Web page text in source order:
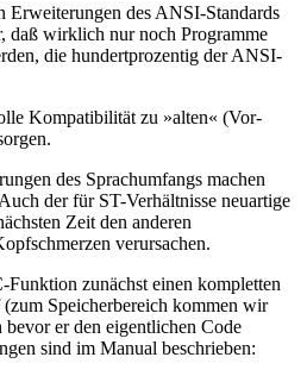
Erweiterungen des ANSI-Standards
daß wirklich nur noch Programme
die hundertprozentig der ANSI-
Kompatibilität zu »alten« (Vor-
des Sprachumfangs machen
der für ST-Verhältnisse neuartige
Zeit den anderen
verursachen.
zunächst einen kompletten
Speicherbereich kommen wir
er den eigentlichen Code
sind im Manual beschrieben: